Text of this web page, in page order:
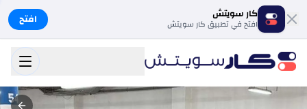
كار سويتش
افتح في تطبيق كار سويتش افتح